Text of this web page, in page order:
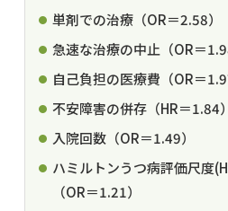
単剤での治療（OR＝2.58）
急速な治療の中止（OR＝
自己負担の医療費（OR＝
不安障害の併存（HR＝1.84）
入院回数（OR＝1.49）
ハミルトンうつ病評価尺度
（OR＝1.21）